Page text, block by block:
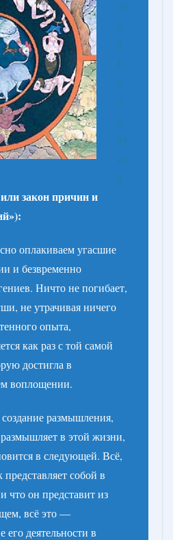
закон причин и
оплакиваем угасшие
и безвременно
Ничто не погибает,
не утрачивая ничего
опыта,
как раз с той самой
достигла в
воплощении.
размышления,
в этой жизни,
в следующей. Всё,
представляет собой в
что он представит из
всё это —
его деятельности в